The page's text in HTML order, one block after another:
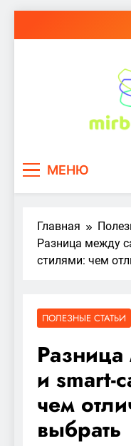
МЕНЮ
Главная
Разница между
стилями: чем
ПОЛЕЗНЫЕ СТАТЬИ
и smart-
чем
выбрать